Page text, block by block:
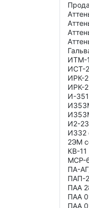
ИТМ-1
ИСТ-
ИРК-2
ИРК-2
И-
И2-23
И332
2ЭМ
КВ-11
МСР-
ПА-
ПАП-
ПАА
ПАА
ПАА